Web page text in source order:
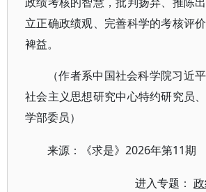
立正确政绩观、完善科学的考核评
裨益。
（作者系中国社会科学院习近
社会主义思想研究中心特约研究员
学部委员）
来源：《求是》 2026年第11期
进入专题：